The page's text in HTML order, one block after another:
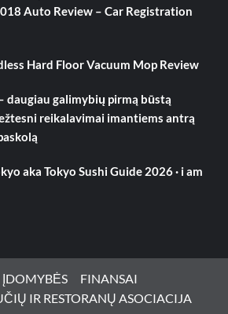
Auto Review – Car Registration
Hard Floor Vacuum Mop Review
daugiau galimybių pirmą būstą
reikalavimai imantiems antrą
aka Tokyo Sushi Guide 2026 · i am
ĮDOMYBĖS
FINANSAI
IR RESTORANŲ ASOCIACIJA